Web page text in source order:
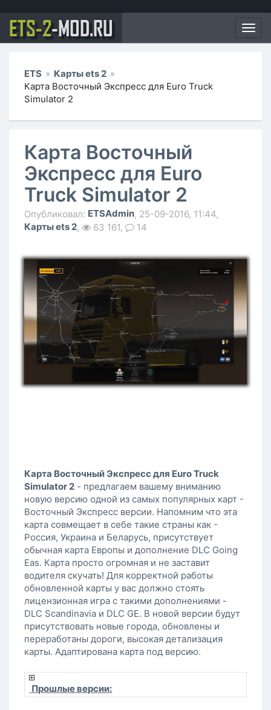
ETS-2-MOD.RU
ETS » Карты ets 2 »
Карта Восточный Экспресс для Euro Truck
Simulator 2
Карта Восточный
Экспресс для Euro
Truck Simulator 2
Опубликовал: ETSAdmin, 25-09-2016, 11:44,
Карты ets 2, 63 161, 14
Карта Восточный Экспресс для Euro Truck
Simulator 2 - предлагаем вашему вниманию
новую версию одной из самых популярных карт -
Восточный Экспресс версии. Напомним что эта
карта совмещает в себе такие страны как -
Россия, Украина и Беларусь, присутствует
обычная карта Европы и дополнение DLC Going
Eas. Карта просто огромная и не заставит
водителя скучать! Для корректной работы
обновленной карты у вас должно стоять
лицензионная игра с такими дополнениями -
DLC Sсandinavia и DLC GE. В новой версии будут
присутствовать новые города, обновлены и
переработаны дороги, высокая детализация
карты. Адаптирована карта под версию.
Прошлые версии: